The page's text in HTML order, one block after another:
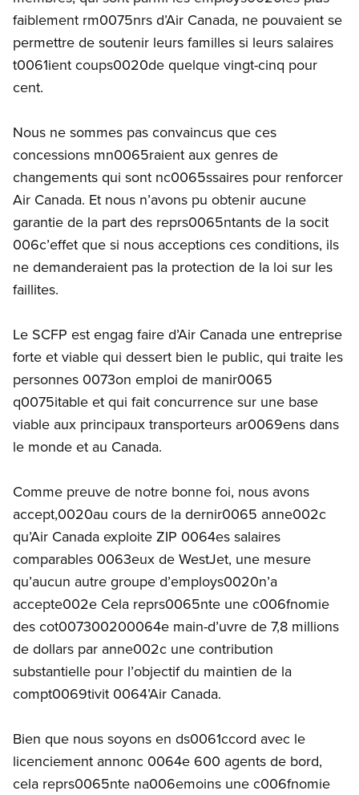
faiblement rm0075nrs d’Air Canada, ne pouvaient se
permettre de soutenir leurs familles si leurs salaires
t0061ient coups0020de quelque vingt-cinq pour
cent.
Nous ne sommes pas convaincus que ces
concessions mn0065raient aux genres de
changements qui sont nc0065ssaires pour renforcer
Air Canada. Et nous n’avons pu obtenir aucune
garantie de la part des reprs0065ntants de la socit
006c’effet que si nous acceptions ces conditions, ils
ne demanderaient pas la protection de la loi sur les
faillites.
Le SCFP est engag faire d’Air Canada une entreprise
forte et viable qui dessert bien le public, qui traite les
personnes 0073on emploi de manir0065
q0075itable et qui fait concurrence sur une base
viable aux principaux transporteurs ar0069ens dans
le monde et au Canada.
Comme preuve de notre bonne foi, nous avons
accept,0020au cours de la dernir0065 anne002c
qu’Air Canada exploite ZIP 0064es salaires
comparables 0063eux de WestJet, une mesure
qu’aucun autre groupe d’employs0020n’a
accepte002e Cela reprs0065nte une c006fnomie
des cot007300200064e main-d’uvre de 7,8 millions
de dollars par anne002c une contribution
substantielle pour l’objectif du maintien de la
compt0069tivit 0064’Air Canada.
Bien que nous soyons en ds0061ccord avec le
licenciement annonc 0064e 600 agents de bord,
cela reprs0065nte na006emoins une c006fnomie